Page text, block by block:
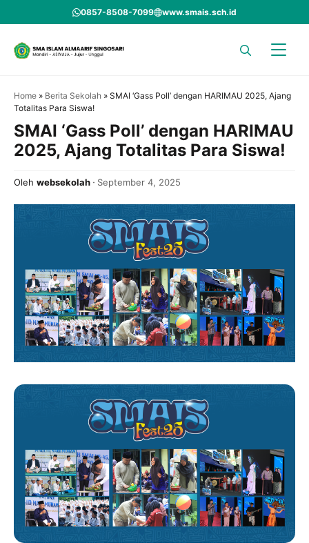
to
content
0857-8508-7099 www.smais.sch.id
Home » Berita Sekolah » SMAI ‘Gass Poll’ dengan HARIMAU 2025, Ajang
Totalitas Para Siswa!
SMAI ‘Gass Poll’ dengan HARIMAU
2025, Ajang Totalitas Para Siswa!
Oleh websekolah September 4, 2025